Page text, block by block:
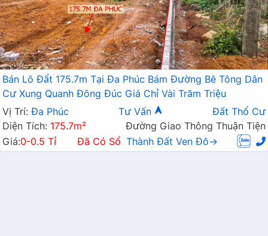
Bán Lô Đẩt 175.7m Tại Đa Phúc Bám Đường Bê Tông Dân
Cư Xung Quanh Đông Đúc Giá Chỉ Vài Trăm Triệu
Vị Trí: Đa Phúc Tư Vấn
Đất Thổ Cư
Diện Tích: 175.7m²
Đường Giao Thông Thuận Tiện
Giá:0-0.5 Tỉ Đã Có Sổ Thành Đất Ven Đô→